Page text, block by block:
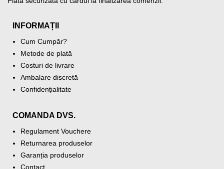
INFORMAȚII
Cum Cumpăr?
Metode de plată
Costuri de livrare
Ambalare discretă
Confidențialitate
COMANDA DVS.
Regulament Vouchere
Returnarea produselor
Garanția produselor
Contact